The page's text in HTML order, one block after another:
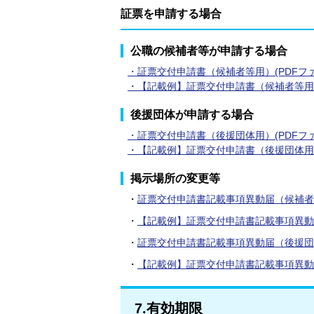
証票を申請する場合
公職の候補者等が申請する場合
・証票交付申請書（候補者等用）(PDFフ
・【記載例】証票交付申請書（候補者等
後援団体が申請する場合
・証票交付申請書（後援団体用）(PDFフ
・【記載例】証票交付申請書（後援団体
掲示場所の変更等
・ 証票交付申請書記載事項異動届（候補
・
【記載例】証票交付申請書記載事項異
・ 証票交付申請書記載事項異動届（後援
・
【記載例】証票交付申請書記載事項異
7.有効期限